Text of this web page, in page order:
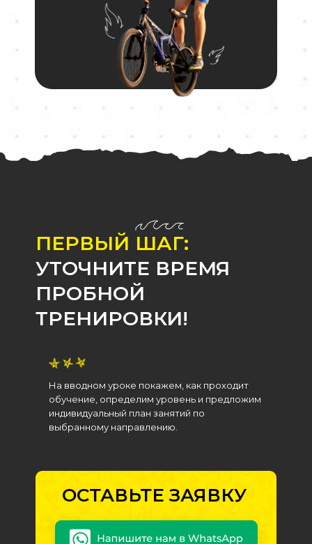
ПЕРВЫЙ ШАГ:
УТОЧНИТЕ ВРЕМЯ
ПРОБНОЙ
ТРЕНИРОВКИ!
На вводном уроке покажем, как проходит
обучение, определим уровень и предложим
индивидуальный план занятий по
выбранному направлению.
ОСТАВЬТЕ ЗАЯВКУ